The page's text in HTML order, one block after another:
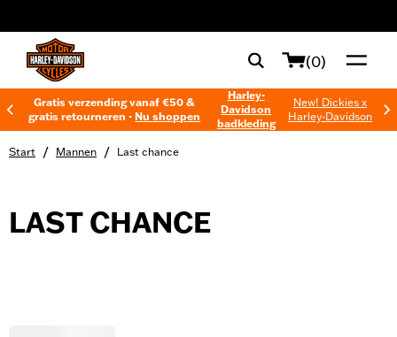
(0)
Gratis verzending vanaf €50 &
gratis retourneren -Nu shoppen
Harley-
Davidson
badkleding
New! Dickies x
Harley-Davidson
Start / Mannen / Last chance
LAST CHANCE